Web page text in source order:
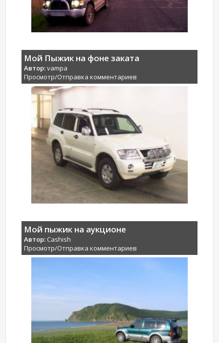
Мой Пыжик на фоне заката
Автор:vampa
Просмотр/Отправка комментариев
Мой пыжик на аукционе
Автор: Cashish
Просмотр/Отправка комментариев